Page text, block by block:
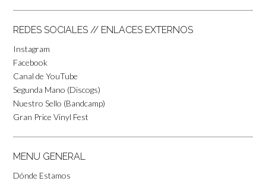
REDES SOCIALES // ENLACES EXTERNOS
Instagram
Facebook
Canal de YouTube
Segunda Mano (Discogs)
Nuestro Sello (Bandcamp)
Gran Price Vinyl Fest
MENU GENERAL
Dónde Estamos